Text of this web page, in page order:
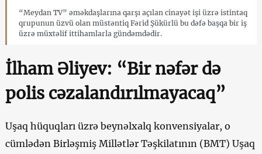
“Meydan TV” əməkdaşlarına qarşı açılan cinayət işi üzrə istintaq
qrupunun üzvü olan müstəntiq Fərid Şükürlü bu dəfə başqa bir iş
üzrə müxtəlif ittihamlarla gündəmdədir.
İlham Əliyev: “Bir nəfər də
polis cəzalandırılmayacaq”
Uşaq hüquqları üzrə beynəlxalq konvensiyalar, o
cümlədən Birləşmiş Millətlər Təşkilatının (BMT) Uşaq